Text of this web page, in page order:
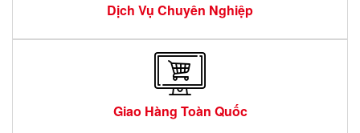
Dịch Vụ Chuyên Nghiệp
Giao Hàng Toàn Quốc